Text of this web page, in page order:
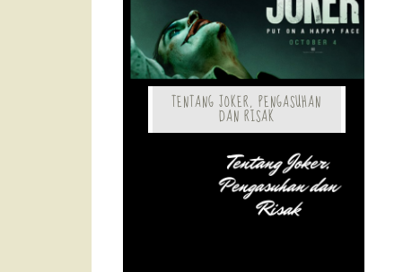
TENTANG JOKER, PENGASUHAN
DAN RISAK